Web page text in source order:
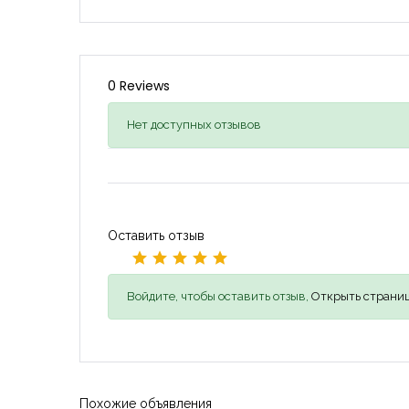
0 Reviews
Нет доступных отзывов
Оставить отзыв
Войдите, чтобы оставить отзыв, Открыть
Похожие объявления